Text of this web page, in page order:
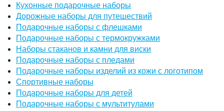
Кухонные подарочные наборы
Дорожные наборы для путешествий
Подарочные наборы с флешками
Подарочные наборы с термокружками
Наборы стаканов и камни для виски
Подарочные наборы с пледами
Подарочные наборы изделий из кожи с логотипом
Спортивные наборы
Подарочные наборы для детей
Подарочные наборы с мультитулами